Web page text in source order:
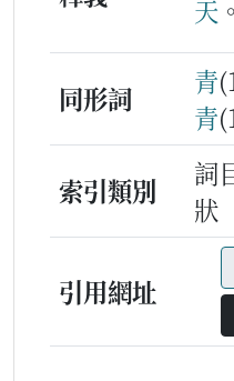
天 。
同形詞 青
青
索引類別
詞
狀
引用網址